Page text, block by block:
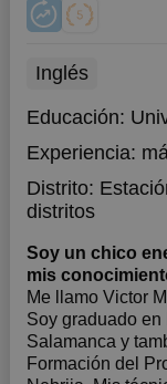
Inglés
Educación:
Experiencia:
Distrito:
distritos
Soy un chico
mis
Me llamo Victor
Soy graduado
Salamanca y
Formación del